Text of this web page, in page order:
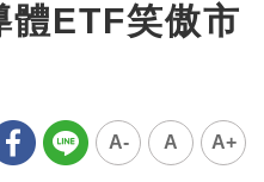
ETF笑傲市
A- A A+